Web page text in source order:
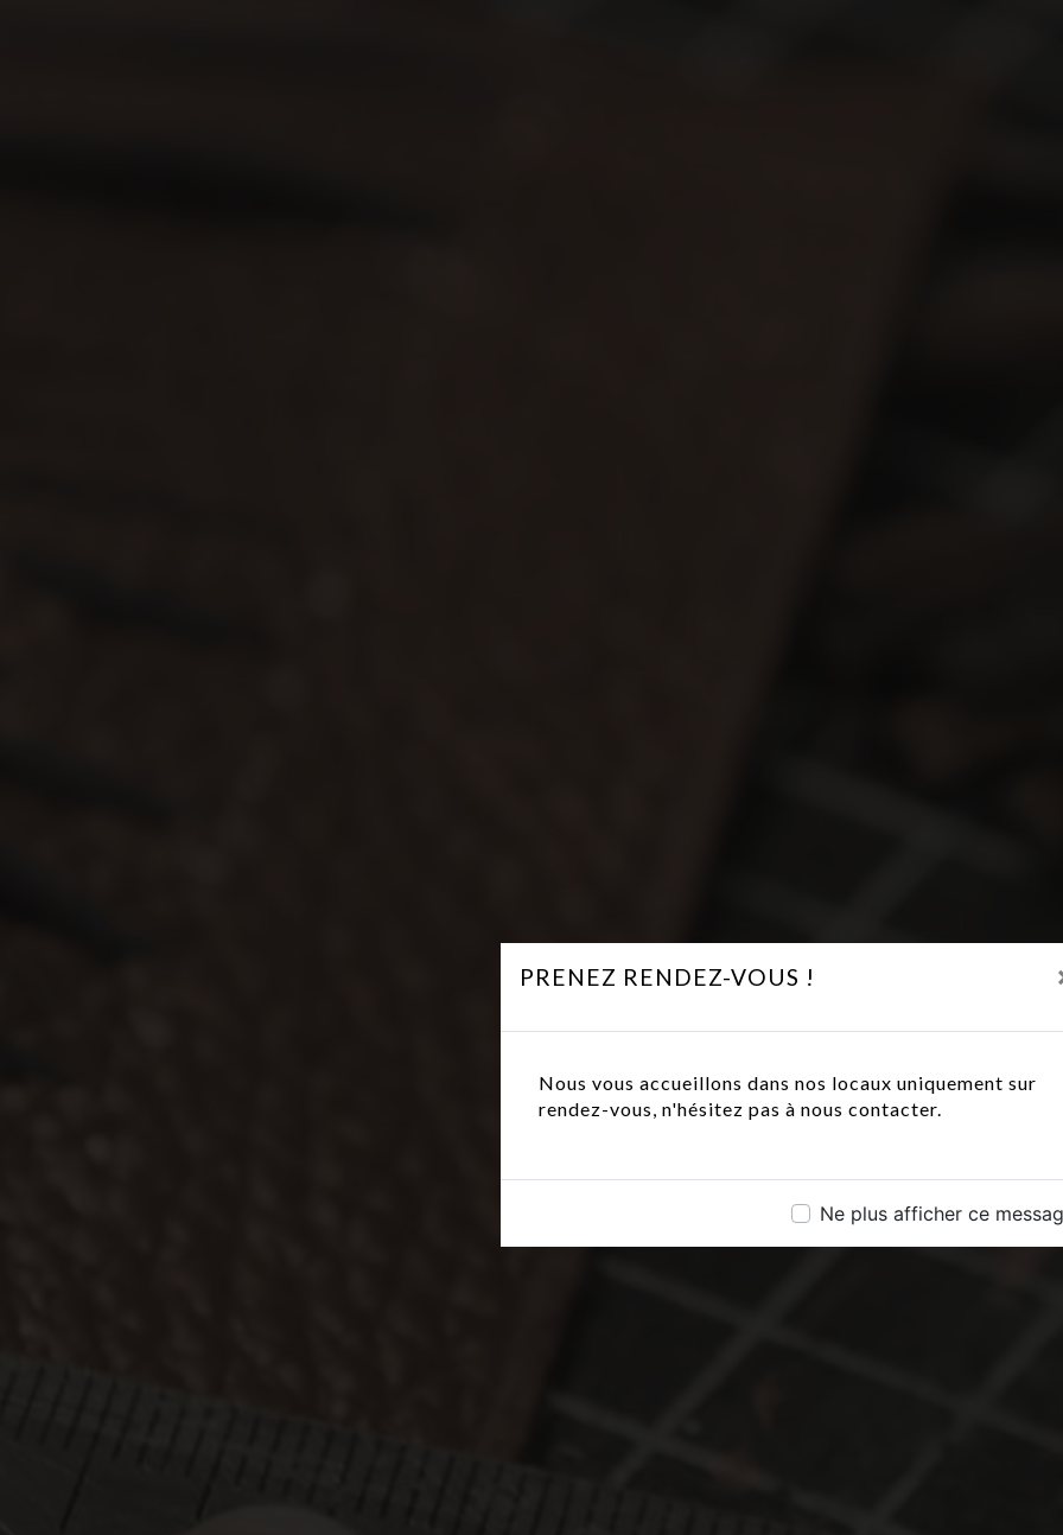
PRENEZ RENDEZ-VOUS !
Nous vous accueillons dans nos locaux uniquement sur
rendez-vous, n'hésitez pas à nous contacter.
Ne plus afficher ce